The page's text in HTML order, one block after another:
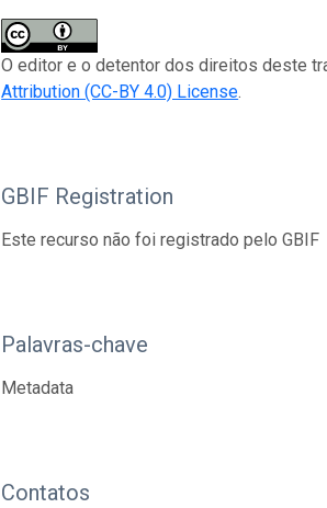
O editor e o detentor dos direitos deste
Attribution (CC-BY 4.0) License.
GBIF Registration
Este recurso não foi registrado pelo GBIF
Palavras-chave
Metadata
Contatos